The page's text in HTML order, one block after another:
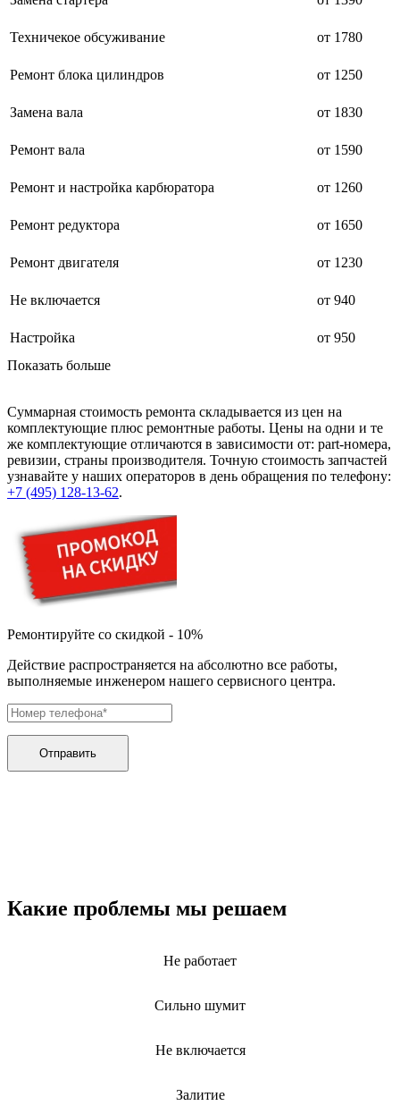
Техничекое обсуживание от 1780
Ремонт блока цилиндров от 1250
Замена вала от 1830
Ремонт вала от 1590
Ремонт и настройка карбюратора от 1260
Ремонт редуктора от 1650
Ремонт двигателя от 1230
Не включается от 940
Настройка
от 950
Показать больше
Суммарная стоимость ремонта складывается из цен на
комплектующие плюс ремонтные работы. Цены на одни и те
же комплектующие отличаются в зависимости от: part-номера,
ревизии, страны производителя. Точную стоимость запчастей
узнавайте у наших операторов в день обращения по телефону:
+7 (495) 128-13-62.
Ремонтируйте со скидкой - 10%
Действие распространяется на абсолютно все работы,
выполняемые инженером нашего сервисного центра.
Отправить
Какие проблемы мы решаем
Не работает
Сильно шумит
Не включается
Залитие